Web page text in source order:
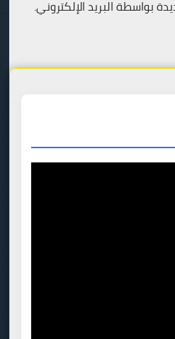
بواسطة البريد الإلكتروني.